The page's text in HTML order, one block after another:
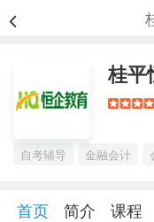
桂平
自考辅导 金融会计
首页 简介 课程